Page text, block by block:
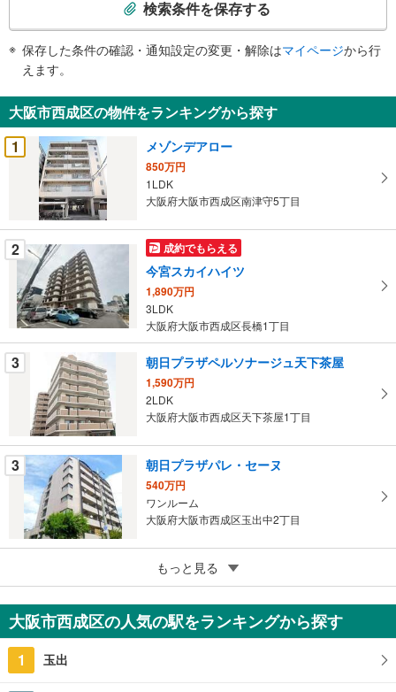
知
を
受
け
条
件
マ
イ
ペ
ー
ジ
す
る
検索条件を保存する
保存した条件の確認・通知設定の変更・解除はマイページから行
えます。
大阪市西成区の物件をランキングから探す
1
メゾンデアロー
850万円
1LDK
大阪府大阪市西成区南津守5丁目
2 成約でもらえる
今宮スカイハイツ
1,890万円
3LDK
大阪府大阪市西成区長橋1丁目
3 朝日プラザペルソナージュ天下茶屋
1,590万円
2LDK
大阪府大阪市西成区天下茶屋1丁目
3 朝日プラザパレ・セーヌ
540万円
ワンルーム
大阪府大阪市西成区玉出中2丁目
成約でもらえる
朝日プラザ天下茶屋2
1,640万円
3LDK
もっと見る
大阪市西成区の人気の駅をランキングから探す
1 玉出